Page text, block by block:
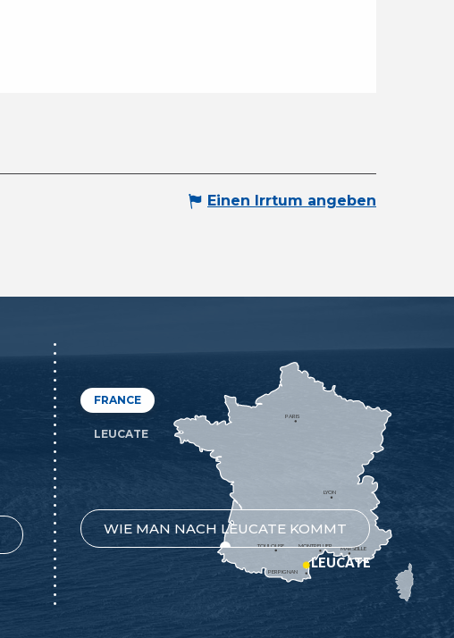
Einen Irrtum angeben
FRANCE
LEUCATE
WIE MAN NACH LEUCATE KOMMT
MONTPELLIER
PERPIGNAN
MARSEILLE
TOULOUSE
LYON
PARIS
LEUCATE